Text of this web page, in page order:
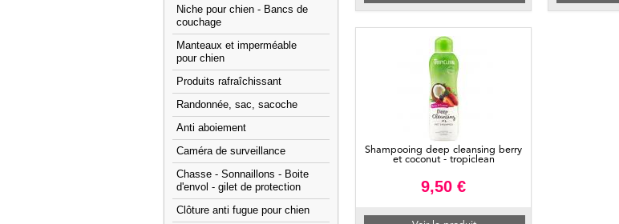
Niche pour chien - Bancs de
couchage
Manteaux et imperméable
pour chien
Produits rafraîchissant
Randonnée, sac, sacoche
Anti aboiement
Caméra de surveillance
Chasse - Sonnaillons - Boite
d'envol - gilet de protection
Clôture anti fugue pour chien
Shampooing deep cleansing berry
et coconut - tropiclean
9,50 €